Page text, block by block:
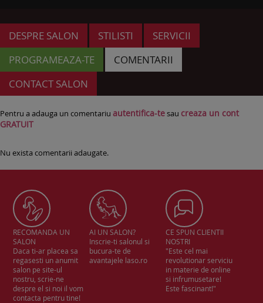
DESPRE SALON STILISTI
SERVICII
PROGRAMEAZA-TE
COMENTARII
CONTACT SALON
Pentru a adauga un comentariu autentifica-tesau creaza un cont
GRATUIT
Nu exista comentarii adaugate.
RECOMANDA UN
SALON
Daca ti-ar placea sa
regasesti un anumit
salon pe site-ul
nostru, scrie-ne
despre el si noi il vom
contacta pentru tine!
AI UN SALON?
Inscrie-ti salonul si
bucura-te de
avantajele laso.ro
CE SPUN CLIENTII
NOSTRI
"Este cel mai
revolutionar serviciu
in materie de online
si infrumusetare!
Este fascinant!"